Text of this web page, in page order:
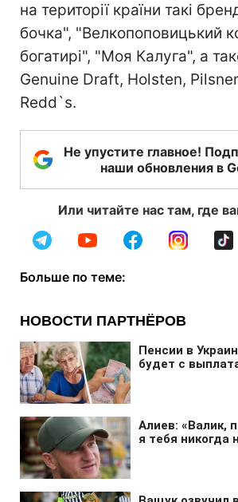
на території країни такі
бочка", "Велкопоповицький
богатирі", "Моя Калуга", а
Genuine Draft, Holsten,
Redd`s.
Не упустите главное!
наши обновления в
Или читайте нас там, где
Больше по теме: